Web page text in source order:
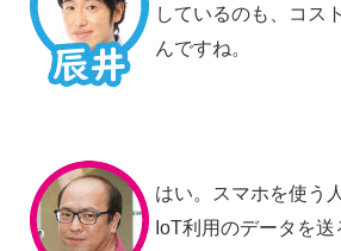
しているのも、コス
んですね。
はい。スマホを使う
IoT利用のデータを送